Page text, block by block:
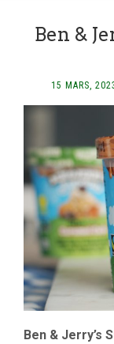
Ben &
15 MARS,
Ben & Jerry’s